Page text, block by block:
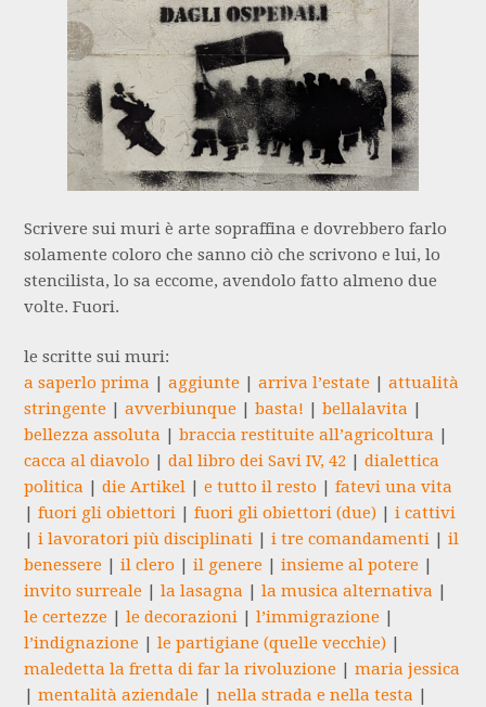
Scrivere sui muri è arte sopraffina e dovrebbero farlo
solamente coloro che sanno ciò che scrivono e lui, lo
stencilista, lo sa eccome, avendolo fatto almeno due
volte. Fuori.
le scritte sui muri:
a saperlo prima |aggiunte |arriva l’estate |attualità
stringente |avverbiunque |basta! |bellalavita
bellezza assoluta |braccia restituite all’agricoltura
cacca al diavolo |dal libro dei Savi IV, 42 |dialettica
politica |die Artikel |e tutto il resto |fatevi una vita
|fuori gli obiettori |fuori gli obiettori (due) |i cattivi
|i lavoratori più disciplinati |i tre comandamenti |il
benessere |il clero |il genere |insieme al potere
invito surreale |la lasagna |la musica alternativa
le certezze |le decorazioni |l’immigrazione
l’indignazione |le partigiane (quelle vecchie)
maledetta la fretta di far la rivoluzione |maria jessica
|mentalità aziendale |nella strada e nella testa